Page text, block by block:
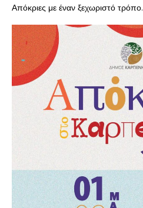
Απόκριες με έναν ξεχωριστό τρόπο.